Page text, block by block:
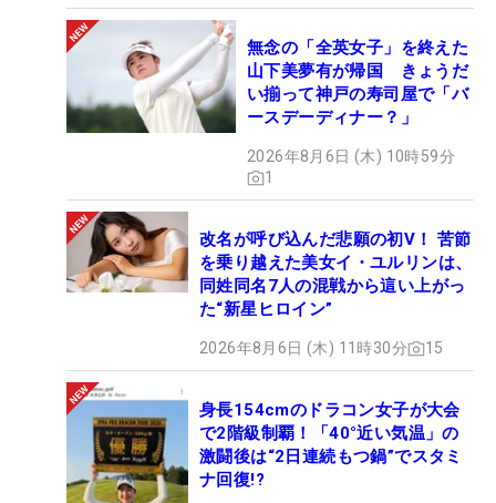
無念の「全英女子」を終えた
山下美夢有が帰国 きょうだ
い揃って神戸の寿司屋で「バ
ースデーディナー？」
2026年8月6日 (木) 10時59分
1
改名が呼び込んだ悲願の初V！ 苦節
を乗り越えた美女イ・ユルリンは、
同姓同名7人の混戦から這い上がっ
た“新星ヒロイン”
2026年8月6日 (木) 11時30分 15
身長154cmのドラコン女子が大会
で2階級制覇！「40°近い気温」の
激闘後は“2日連続もつ鍋”でスタミ
ナ回復!?